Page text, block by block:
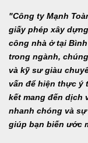
"Công ty Mạnh
giấy phép xây
công nhà ở tại
trong ngành,
và kỹ sư giàu
vấn để hiện thực ý
kết mang đến dịch
nhanh chóng và
giúp bạn biến ước